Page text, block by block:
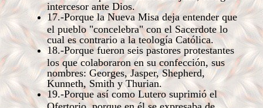
intercesor ante Dios.
17.-Porque la Nueva Misa deja entender que
el pueblo "concelebra" con el Sacerdote lo
cual es contrario a la teología Católica.
18.-Porque fueron seis pastores protestantes
los que colaboraron en su confección, sus
nombres: Georges, Jasper, Shepherd,
Kunneth, Smith y Thurian.
19.-Porque así como Lutero suprimió el
Ofertorio, porque en él se expresaba de